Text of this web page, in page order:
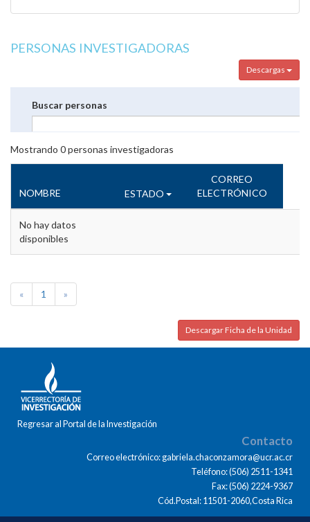
PERSONAS INVESTIGADORAS
Descargas
Buscar personas
Mostrando 0personas investigadoras
NOMBRE ESTADO
CORREO
ELECTRÓNICO
No hay datos
disponibles
« 1 »
Descargar Ficha de la Unidad
Regresar al Portal de la Investigación
Contacto
Correo electrónico: gabriela.chaconzamora@ucr.ac.cr
Teléfono: (506) 2511-1341
Fax: (506) 2224-9367
Cód.Postal: 11501-2060,Costa Rica